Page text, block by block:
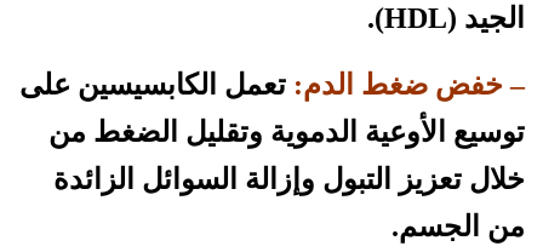
الجيد (HDL).
– خفض ضغط الدم: تعمل الكابسيسين على
توسيع الأوعية الدموية وتقليل الضغط من
خلال تعزيز التبول وإزالة السوائل الزائدة
من الجسم.